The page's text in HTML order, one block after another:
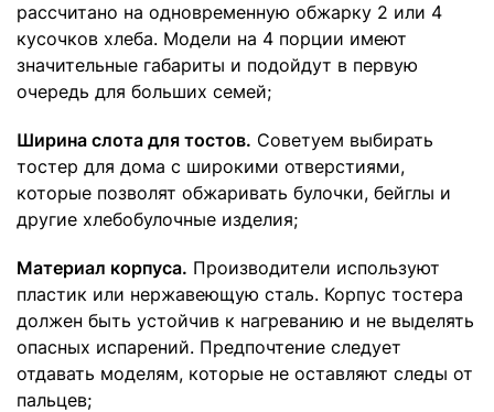
рассчитано на одновременную обжарку 2 или 4
кусочков хлеба. Модели на 4 порции имеют
значительные габариты и подойдут в первую
очередь для больших семей;
Ширина слота для тостов. Советуем выбирать
тостер для дома с широкими отверстиями,
которые позволят обжаривать булочки, бейглы и
другие хлебобулочные изделия;
Материал корпуса. Производители используют
пластик или нержавеющую сталь. Корпус тостера
должен быть устойчив к нагреванию и не выделять
опасных испарений. Предпочтение следует
отдавать моделям, которые не оставляют следы от
пальцев;